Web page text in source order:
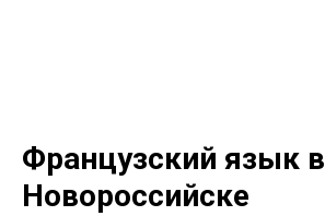
Французский язык в
Новороссийске